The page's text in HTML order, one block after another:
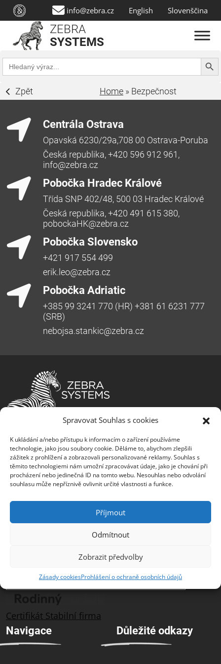
Spravovat Souhlas s cookies
K ukládání a/nebo přístupu k informacím o zařízení používáme
technologie, jako jsou soubory cookie. Děláme to, abychom zlepšili
zážitek z prohlížení a zobrazovali personalizované reklamy. Souhlas s
těmito technologiemi nám umožní zpracovávat údaje, jako je chování při
procházení nebo jedinečná ID na tomto webu. Nesouhlas nebo odvolání
souhlasu může nepříznivě ovlivnit určité vlastnosti a funkce.
Příjmout
Odmítnout
Zobrazit předvolby
Zásady cookiesProhlášení o ochraně osobních údajů
info@zebra.cz English Slovenščina
ZEBRA
SYSTEMS
Search
for:
Search
Zpět Home » Bezpečnost
Centrála Ostrava
Opavská 6230/29a,708 00 Ostrava-Poruba
Česká republika, +420 596 912 961,
info@zebra.cz
Pobočka Hradec Králové
Třída SNP 402/48, 500 03 Hradec Králové
Česká republika, +420 491 615 380,
pobockaHK@zebra.cz
Pobočka Slovensko
+421 917 554 499
erik.leo@zebra.cz
Pobočka Adriatic
+385 99 3241 770 (HR) +381 61 6231 777
(SRB)
nebojsa.stankic@zebra.cz
Společnost ZEBRA SYSTEMS, s.r.o. je předním
IT bezpečnosti, ochrany dat a business continuity v
České republice, na Slovensku a v jihovýchodní
Evropě. Jedná se o rodinnou firmu s třicetiletou
historií na trhu. Vedle prodeje produktů poskytuje
svým zákazníkům špičkové služby podpory a školení.
Cloudflare, GFI Software, N-able a Company
(Un)Hacked. Společnost opakovaně získala ocenění
Certifikát Stabilní firma
Navigace Důležité odkazy